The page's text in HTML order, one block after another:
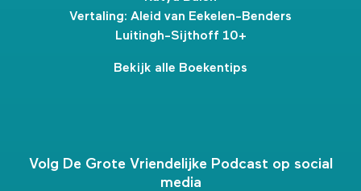
Vertaling: Aleid van Eekelen-Benders
Luitingh-Sijthoff 10+
Bekijk alle Boekentips
Volg De Grote Vriendelijke Podcast op social
media